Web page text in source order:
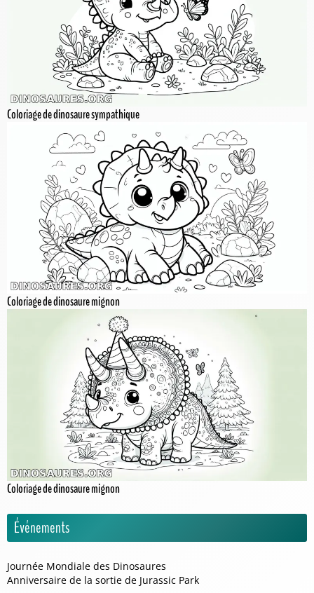
Coloriage de dinosaure sympathique
Coloriage de dinosaure mignon
Coloriage de dinosaure mignon
Événements
Journée Mondiale des Dinosaures
Anniversaire de la sortie de Jurassic Park